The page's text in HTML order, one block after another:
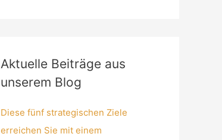
Aktuelle Beiträge aus
unserem Blog
Diese fünf strategischen Ziele
erreichen Sie mit einem